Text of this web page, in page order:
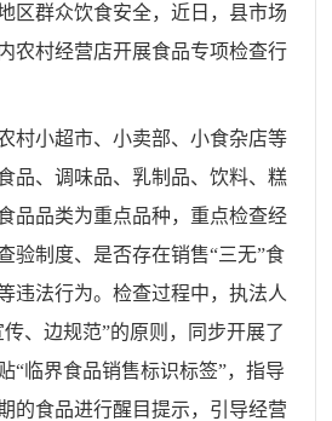
区群众饮食安全，近日，县市场
农村经营店开展食品专项检查行
村小超市、小卖部、小食杂店等
品、调味品、乳制品、饮料、糕
品品类为重点品种，重点检查经
验制度、是否存在销售“三无”食
违法行为。检查过程中，执法人
、边规范”的原则，同步开展了
“临界食品销售标识标签”，指导
的食品进行醒目提示，引导经营